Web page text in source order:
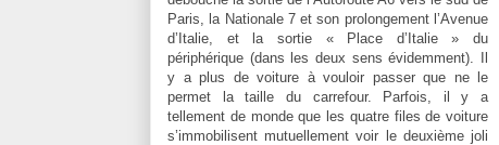
Paris, la Nationale 7 et son prolongement l’Avenue
d’Italie, et la sortie « Place d’Italie » du
périphérique (dans les deux sens évidemment). Il
y a plus de voiture à vouloir passer que ne le
permet la taille du carrefour. Parfois, il y a
tellement de monde que les quatre files de voiture
s’immobilisent mutuellement voir le deuxième joli